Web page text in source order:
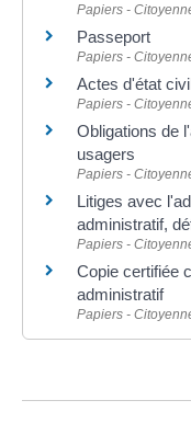
Papiers -
Passeport
Papiers -
Actes d'état
Papiers -
Obligations de
usagers
Papiers -
Litiges avec
administratif,
Papiers -
Copie certifiée
administratif
Papiers -